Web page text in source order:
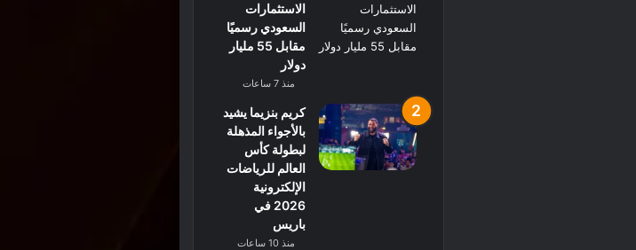
الاستثمارات
السعودي رسميًا
مقابل 55 مليار
دولار
منذ 7 ساعات
كريم بنزيما يشيد
بالأجواء المذهلة
لبطولة كأس
العالم للرياضات
الإلكترونية
2026 في
باريس
منذ 10 ساعات